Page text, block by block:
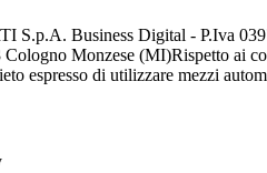
S.p.A. Business Digital - P.Iva
Monzese (MI)Rispetto ai
espresso di utilizzare mezzi